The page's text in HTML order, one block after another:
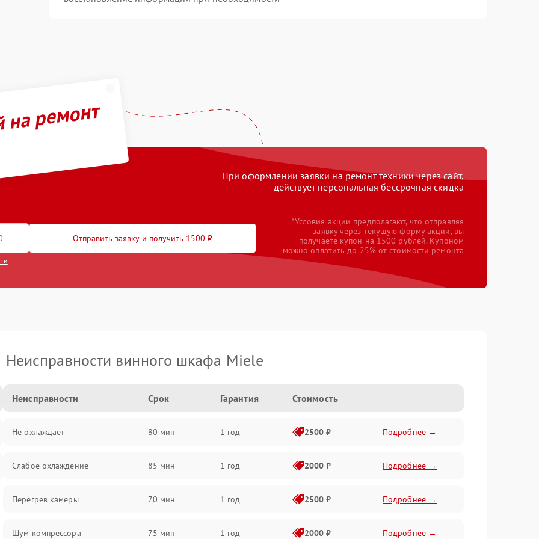
ремонт
При оформлении заявки на ремонт техники через сайт,
действует персональная бессрочная скидка
Отправить заявку и получить 1500 ₽
*Условия акции предполагают, что отправляя
заявку через текущую форму акции, вы
получаете купон на 1500 рублей. Купоном
можно оплатить до 25% от стоимости ремонта
Неисправности винного шкафа Miele
Неисправности Срок Гарантия Стоимость
Не охлаждает 80 мин 1 год 2500 ₽ Подробнее →
Слабое охлаждение 85 мин 1 год 2000 ₽ Подробнее →
Перегрев камеры 70 мин 1 год 2500 ₽ Подробнее →
Шум компрессора 75 мин 1 год 2000 ₽ Подробнее →